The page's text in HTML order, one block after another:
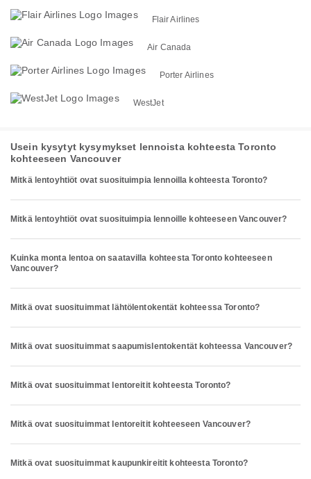
Flair Airlines
Air Canada
Porter Airlines
WestJet
Usein kysytyt kysymykset lennoista kohteesta Toronto
kohteeseen Vancouver
Mitkä lentoyhtiöt ovat suosituimpia lennoilla kohteesta Toronto?
Mitkä lentoyhtiöt ovat suosituimpia lennoille kohteeseen Vancouver?
Kuinka monta lentoa on saatavilla kohteesta Toronto kohteeseen
Vancouver?
Mitkä ovat suosituimmat lähtölentokentät kohteessa Toronto?
Mitkä ovat suosituimmat saapumislentokentät kohteessa Vancouver?
Mitkä ovat suosituimmat lentoreitit kohteesta Toronto?
Mitkä ovat suosituimmat lentoreitit kohteeseen Vancouver?
Mitkä ovat suosituimmat kaupunkireitit kohteesta Toronto?